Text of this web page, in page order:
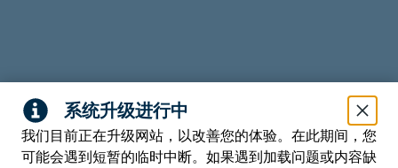
我们目前正在升级网站，以改善您的体验。在此期间，您
可能会遇到短暂的临时中断。如果遇到加载问题或内容缺